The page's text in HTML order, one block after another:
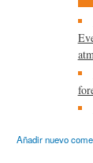
Añadir nuevo